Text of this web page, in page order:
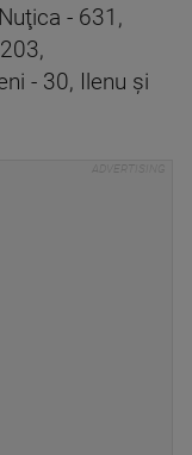
- 631,
- 30, Ilenu şi